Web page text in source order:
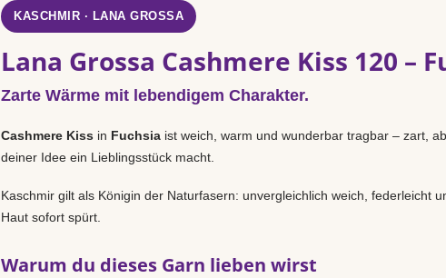
KASCHMIR · LANA GROSSA
Lana Grossa Cashmere Kiss 120 –
Zarte Wärme mit lebendigem Charakter.
Cashmere Kiss in Fuchsia ist weich, warm und wunderbar tragbar – zart,
deiner Idee ein Lieblingsstück macht.
Kaschmir gilt als Königin der Naturfasern: unvergleichlich weich, federleicht
Haut sofort spürt.
Warum du dieses Garn lieben wirst